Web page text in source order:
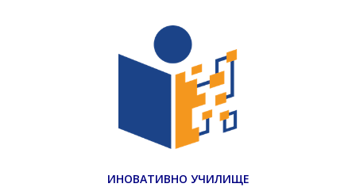
ИНОВАТИВНО УЧИЛИЩЕ